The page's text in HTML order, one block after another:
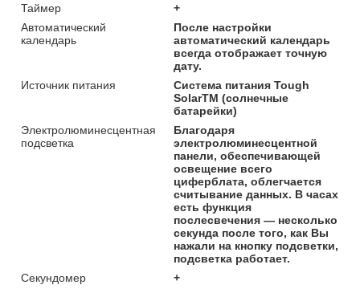
Таймер
+
Автоматический
календарь
После настройки
автоматический календарь
всегда отображает точную
дату.
Источник питания
Система питания Tough
SolarTM (солнечные
батарейки)
Электролюминесцентная
подсветка
Благодаря
электролюминесцентной
панели, обеспечивающей
освещение всего
циферблата, облегчается
считывание данных. В часах
есть функция
послесвечения ― несколько
секунда после того, как Вы
нажали на кнопку подсветки,
подсветка работает.
Секундомер
+